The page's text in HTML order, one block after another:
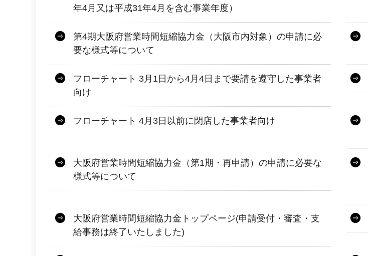
年4月又は平成31年4月を含む事業年度）
第4期大阪府営業時間短縮協力金（大阪市内対象）の申請に必
要な様式等について
フローチャート 3月1日から4月4日まで要請を遵守した事業者
向け
フローチャート 4月3日以前に閉店した事業者向け
大阪府営業時間短縮協力金（第1期・再申請）の申請に必要な
様式等について
大阪府営業時間短縮協力金トップページ(申請受付・審査・支
給事務は終了いたしました)